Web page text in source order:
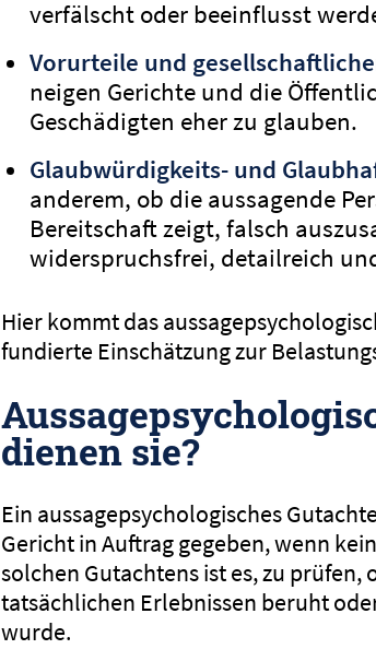
verfälscht oder beeinflusst
Vorurteile und
neigen Gerichte und die
Geschädigten eher zu glauben.
Glaubwürdigkeits- und
anderem, ob die aussagende
Bereitschaft zeigt, falsch
widerspruchsfrei, detailreich
Hier kommt das
fundierte Einschätzung zur
dienen sie?
Ein aussagepsychologisches
Gericht in Auftrag gegeben, wenn
solchen Gutachtens ist es, zu prüfen,
tatsächlichen Erlebnissen beruht
wurde.